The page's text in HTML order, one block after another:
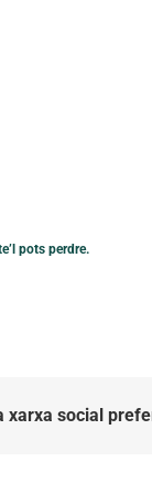
pots perdre.
xarxa social